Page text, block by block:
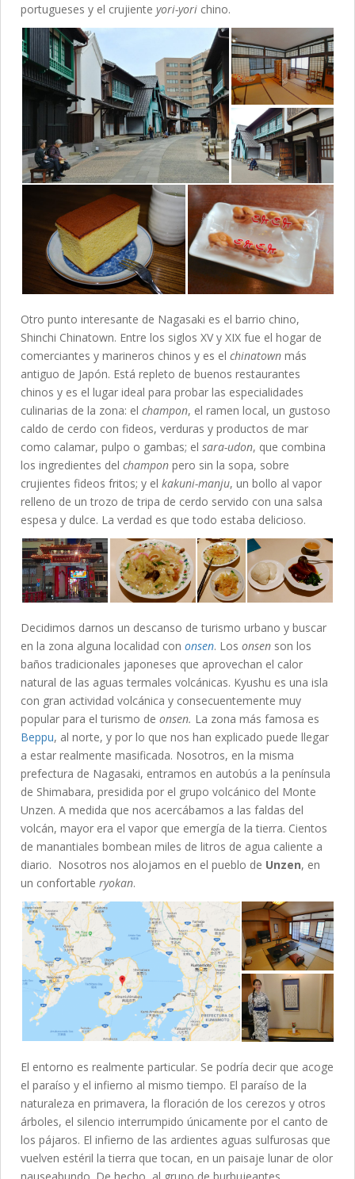
portugueses y el crujiente yori-yori chino.
Otro punto interesante de Nagasaki es el barrio chino,
Shinchi Chinatown. Entre los siglos XV y XIX fue el hogar de
comerciantes y marineros chinos y es el chinatown más
antiguo de Japón. Está repleto de buenos restaurantes
chinos y es el lugar ideal para probar las especialidades
culinarias de la zona: el champon, el ramen local, un gustoso
caldo de cerdo con fideos, verduras y productos de mar
como calamar, pulpo o gambas; el sara-udon, que combina
los ingredientes del champon pero sin la sopa, sobre
crujientes fideos fritos; y el kakuni-manju, un bollo al vapor
relleno de un trozo de tripa de cerdo servido con una salsa
espesa y dulce. La verdad es que todo estaba delicioso.
Decidimos darnos un descanso de turismo urbano y buscar
en la zona alguna localidad con onsen. Los onsen son los
baños tradicionales japoneses que aprovechan el calor
natural de las aguas termales volcánicas. Kyushu es una isla
con gran actividad volcánica y consecuentemente muy
popular para el turismo de onsen. La zona más famosa es
Beppu, al norte, y por lo que nos han explicado puede llegar
a estar realmente masificada. Nosotros, en la misma
prefectura de Nagasaki, entramos en autobús a la península
de Shimabara, presidida por el grupo volcánico del Monte
Unzen. A medida que nos acercábamos a las faldas del
volcán, mayor era el vapor que emergía de la tierra. Cientos
de manantiales bombean miles de litros de agua caliente a
diario. Nosotros nos alojamos en el pueblo de Unzen, en
un confortable ryokan.
El entorno es realmente particular. Se podría decir que acoge
el paraíso y el infierno al mismo tiempo. El paraíso de la
naturaleza en primavera, la floración de los cerezos y otros
árboles, el silencio interrumpido únicamente por el canto de
los pájaros. El infierno de las ardientes aguas sulfurosas que
vuelven estéril la tierra que tocan, en un paisaje lunar de olor
nauseabundo. De hecho, al grupo de burbujeantes